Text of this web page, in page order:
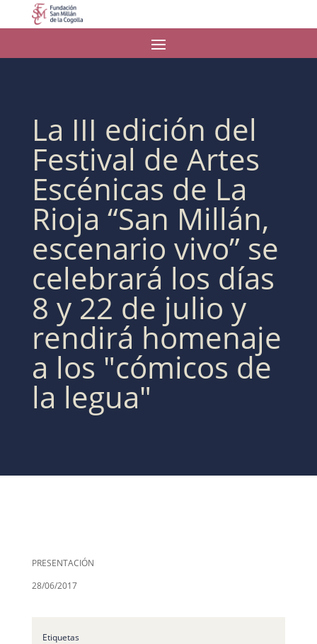
La III edición del
Festival de Artes
Escénicas de La
Rioja “San Millán,
escenario vivo” se
celebrará los días
8 y 22 de julio y
rendirá homenaje
a los "cómicos de
la legua"
PRESENTACIÓN
28/06/2017
Etiquetas